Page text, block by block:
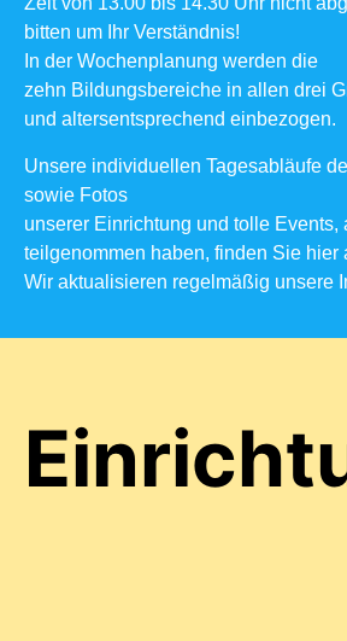
bitten um Ihr Verständnis!
In der Wochenplanung werden die
zehn Bildungsbereiche in allen drei
und altersentsprechend einbezogen.
Unsere individuellen Tagesabläufe
sowie Fotos
unserer Einrichtung und tolle Events,
teilgenommen haben, finden Sie hier
Wir aktualisieren regelmäßig unsere